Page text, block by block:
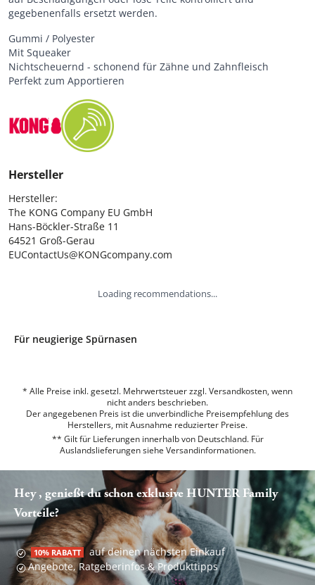
gegebenenfalls ersetzt werden.
Gummi / Polyester
Mit Squeaker
Nichtscheuernd - schonend für Zähne und Zahnfleisch
Perfekt zum Apportieren
Hersteller
Hersteller:
The KONG Company EU GmbH
Hans-Böckler-Straße 11
64521 Groß-Gerau
EUContactUs@KONGcompany.com
Loading recommendations...
Für neugierige Spürnasen
* Alle Preise inkl. gesetzl. Mehrwertsteuer zzgl. Versandkosten, wenn
nicht anders beschrieben.
Der angegebenen Preis ist die unverbindliche Preisempfehlung des
Herstellers, mit Ausnahme reduzierter Preise.
** Gilt für Lieferungen innerhalb von Deutschland. Für
Auslandslieferungen siehe Versandinformationen.
Hey , genießt du schon exklusive HUNTER Family
Vorteile?
10% RABATT auf deinen nächsten Einkauf
Angebote, Ratgeberinfos & Produkttipps